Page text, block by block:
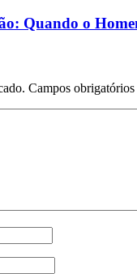
Quando o
Campos